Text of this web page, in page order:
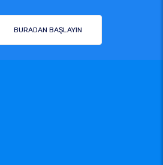
BURADAN BAŞLAYIN